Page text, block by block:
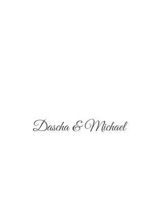
Dascha & Michael